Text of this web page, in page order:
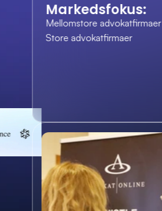
Markedsfokus:
Mellomstore advokatfirmaer
Store advokatfirmaer